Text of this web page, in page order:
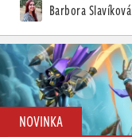
Barbora Slavíková
NOVINKA